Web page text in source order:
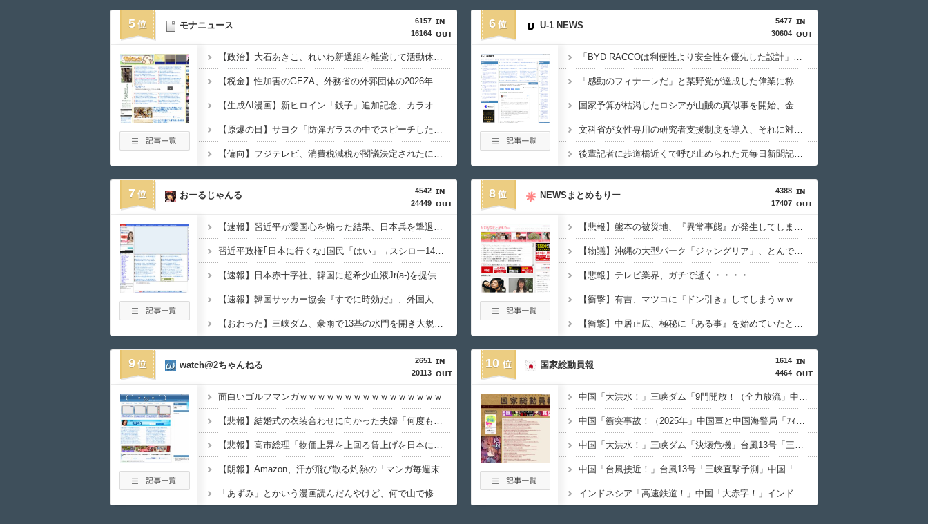
5
6157
16164
モナニュース
【政治】大石あきこ、れいわ新選組を離党して活動休止…「スジは通します」とは何だったのか
【税金】性加害のGEZA、外務省の外郭団体の2026年度準公金事業に選ばれていた…ネット「首相を小馬鹿にしながら公金に群がってたの？」「右手で補助金もらいながら左手で反政府」
【生成AI漫画】新ヒロイン「銭子」追加記念、カラオケ懇親パーティー
【原爆の日】サヨク「防弾ガラスの中でスピーチした総理がこれまでいたんだろうか。オバマ大統領でさえ、防弾ガラスなんてなかった！」→石破茂＆オバマ大統領も使ってました
【偏向】フジテレビ、消費税減税が閣議決定されたにも関わらず、消費税減税に反対する大学生を用意して印象操作
6
5477
30604
U-1 NEWS
「BYD RACCOは利便性より安全性を優先した設計」とEV推進派がスカスカ構造を絶賛、これがRACCOの一番の特徴よな
「感動のフィナーレだ」と某野党が達成した偉業に称賛の声が殺到、なんかヒーロー番組の最終回を見ているような気分に……
国家予算が枯渇したロシアが山賊の真似事を開始、金銀貴金属じゃなくて自動車とかってところがリアリティありすぎる……
文科省が女性専用の研究者支援制度を導入、それに対して子育て負担に苦しむ若手男性研究者は……
後輩記者に歩道橋近くで呼び止められた元毎日新聞記者、「元毎日と名乗ってSNSで活動するな」と要求されてしまい……
7
4542
24449
おーるじゃんる
【速報】習近平が愛国心を煽った結果、日本兵を撃退する「抗日テーマパーク」が各地で人気 1000人超が軍服姿で一斉突撃！
習近平政権｢日本に行くな｣国民「はい」→スシロー14時間待ちｗ
【速報】日本赤十字社、韓国に超希少血液Jr(a-)を提供「韓国内では適合する血液を確保できなかった」※今回で4回目
【速報】韓国サッカー協会『すでに時効だ』、外国人審判らへ性的接待疑惑→ロンドン五輪は銅メダルはく奪の可能性「審判の国籍は日本、UAE、イラン」
【おわった】三峡ダム、豪雨で13基の水門を開き大規模放流開始か 下流の工場地帯に洪水流入で崩壊はじまる
8
4388
17407
NEWSまとめもりー
【悲報】熊本の被災地、『異常事態』が発生してしまう！！！！！！！！
【物議】沖縄の大型パーク「ジャングリア」、とんでもない物を投入してしまう！！！！！
【悲報】テレビ業界、ガチで逝く・・・・
【衝撃】有吉、マツコに『ドン引き』してしまうｗｗｗｗｗｗｗ
【衝撃】中居正広、極秘に『ある事』を始めていたと判明する・・・
9
2651
20113
watch@2ちゃんねる
面白いゴルフマンガｗｗｗｗｗｗｗｗｗｗｗｗｗｗｗｗ
【悲報】結婚式の衣装合わせに向かった夫婦「何度も何度も追突され…何が目的か本当に理解できない」東名高速で続いた約1.7キロの追突
【悲報】高市総理「物価上昇を上回る賃上げを日本に定着させる」 →国家公務員月給3.51％増へ 地方公務員も追随する見通し
【朗報】Amazon、汗が飛び散る灼熱の「マンガ毎週末セール（50%還元）」を開催ｗｗｗｗｗｗｗｗｗｗ
「あずみ」とかいう漫画読んだんやけど、何で山で修行しただけの子供達があんなに強いんや
10
1614
4464
国家総動員報
中国「大洪水！」三峡ダム「9門開放！（全力放流」中国都市「三峡沿線の道路水没」中国政府「高速道路封鎖！」中国ダム「緊急放流に合わせて開門（土砂崩れ発生」→
中国「衝突事故！（2025年」中国軍と中国海警局「ﾌｨﾘﾋﾟﾝ船の追跡中に衝突！（8/11」中国「2人死亡」中国政府「1年間隠蔽」日本「隠蔽された事実報道！（2026年」→
中国「大洪水！」三峡ダム「決壊危機」台風13号「三峡直撃確定」日本「最も強い勢力で接近！（伊勢湾台風級」台風13号と15号「中国本土でぶつかり合う（前代未聞」→
中国「台風接近！」台風13号「三峡直撃予測」中国「上流大洪水！（三峡上流」中国都市「8/5の映像（動画」三峡ダム「緊急放流（決壊危機」中国「下流大水害（震え声」→
インドネシア「高速鉄道！」中国「大赤字！」インドネシア「運営会社の株式購入！（負債対策」中国「はい（巨額負債」インドネシア「700km延伸計画！（実質中止」→